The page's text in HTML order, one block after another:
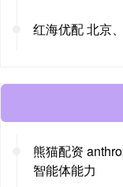
红海优配 北京
熊猫配资
智能体能力